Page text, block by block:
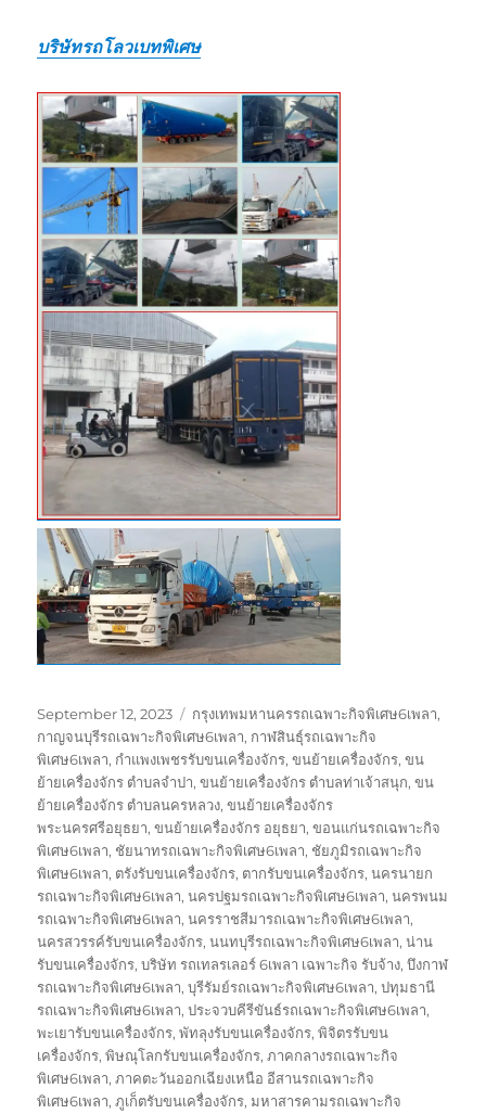
บริษัทรถโลวเบทพิเศษ
Posted
on
September 12, 2023 Tags
กรุงเทพมหานครรถเฉพาะกิจพิเศษ6เพลา,
กาญจนบุรีรถเฉพาะกิจพิเศษ6เพลา, กาฬสินธุ์รถเฉพาะกิจ
พิเศษ6เพลา, กำแพงเพชรรับขนเครื่องจักร,ขนย้ายเครื่องจักร,ขน
ย้ายเครื่องจักร ตำบลจำปา,ขนย้ายเครื่องจักร ตำบลท่าเจ้าสนุก,ขน
ย้ายเครื่องจักร ตำบลนครหลวง,ขนย้ายเครื่องจักร
พระนครศรีอยุธยา,ขนย้ายเครื่องจักร อยุธยา,ขอนแก่นรถเฉพาะกิจ
พิเศษ6เพลา, ชัยนาทรถเฉพาะกิจพิเศษ6เพลา, ชัยภูมิรถเฉพาะกิจ
พิเศษ6เพลา, ตรังรับขนเครื่องจักร, ตากรับขนเครื่องจักร,นครนายก
รถเฉพาะกิจพิเศษ6เพลา,นครปฐมรถเฉพาะกิจพิเศษ6เพลา,นครพนม
รถเฉพาะกิจพิเศษ6เพลา,นครราชสีมารถเฉพาะกิจพิเศษ6เพลา,
นครสวรรค์รับขนเครื่องจักร,นนทบุรีรถเฉพาะกิจพิเศษ6เพลา,น่าน
รับขนเครื่องจักร,บริษัท รถเทลรเลอร์ 6เพลา เฉพาะกิจ รับจ้าง,บึงกาฬ
รถเฉพาะกิจพิเศษ6เพลา,บุรีรัมย์รถเฉพาะกิจพิเศษ6เพลา,ปทุมธานี
รถเฉพาะกิจพิเศษ6เพลา,ประจวบคีรีขันธ์รถเฉพาะกิจพิเศษ6เพลา,
พะเยารับขนเครื่องจักร,พัทลุงรับขนเครื่องจักร,พิจิตรรับขน
เครื่องจักร,พิษณุโลกรับขนเครื่องจักร,ภาคกลางรถเฉพาะกิจ
พิเศษ6เพลา,ภาคตะวันออกเฉียงเหนือ อีสานรถเฉพาะกิจ
พิเศษ6เพลา,ภูเก็ตรับขนเครื่องจักร,มหาสารคามรถเฉพาะกิจ